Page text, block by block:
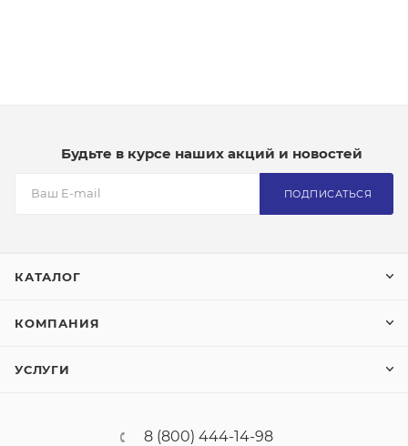
Будьте в курсе наших акций и новостей
ПОДПИСАТЬСЯ
КАТАЛОГ
КОМПАНИЯ
УСЛУГИ
8 (800) 444-14-98